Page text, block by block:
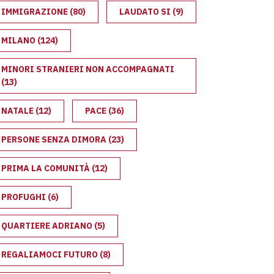
IMMIGRAZIONE (80) LAUDATO SI (9)
MILANO (124)
MINORI STRANIERI NON ACCOMPAGNATI
(13)
NATALE (12) PACE (36)
PERSONE SENZA DIMORA (23)
PRIMA LA COMUNITÀ (12)
PROFUGHI (6)
QUARTIERE ADRIANO (5)
REGALIAMOCI FUTURO (8)